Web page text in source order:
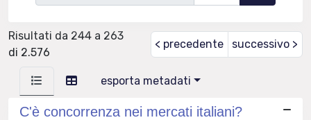
Risultati da 244 a 263
di 2.576
< precedente successivo >
esporta metadati
C'è concorrenza nei mercati italiani?